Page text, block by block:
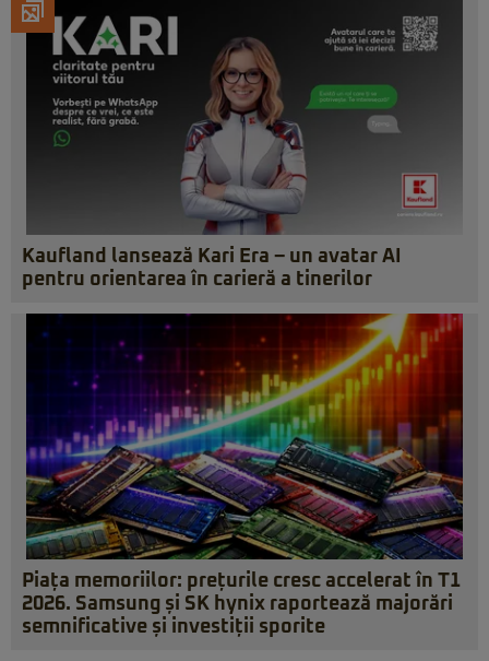
Kaufland lansează Kari Era – un avatar AI
pentru orientarea în carieră a tinerilor
Piața memoriilor: prețurile cresc accelerat în T1
2026. Samsung și SK hynix raportează majorări
semnificative și investiții sporite